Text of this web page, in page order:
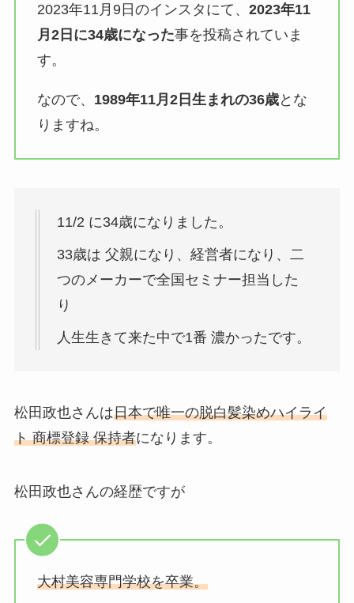
2023年11月9日のインスタにて、 2023年11
月2日に34歳になった事を投稿されていま
す。
なので、 1989年11月2日生まれの36歳とな
りますね。
11/2 に34歳になりました。
33歳は 父親になり、経営者になり、二
つのメーカーで全国セミナー担当した
り
人生生きて来た中で1番 濃かったです。
松田政也さんは日本で唯一の脱白髪染めハイライ
ト 商標登録 保持者になります。
松田政也さんの経歴ですが
大村美容専門学校を卒業。